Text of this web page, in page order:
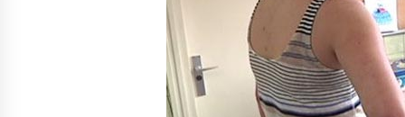
Auritz Iñurrietaren margoak
ikusgai Uribitarte40 aretoan
2026/07/03